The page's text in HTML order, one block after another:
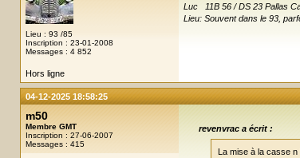
Lieu : 93 /85
Inscription : 23-01-2008
Messages : 4 852
Luc 11B 56 / DS 23 Pallas
Lieu: Souvent dans le 93,
Hors ligne
04-12-2025 18:58:25
m50
Membre GMT
Inscription : 27-06-2007
Messages : 415
revenvrac a écrit :
La mise à la casse